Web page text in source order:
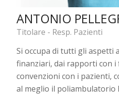
ANTONIO
Titolare - Resp. Pazienti
Si occupa di tutti gli aspetti
finanziari, dai rapporti con
convenzioni con i pazienti,
al meglio il poliambulatorio